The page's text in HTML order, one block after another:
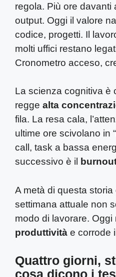
regola. Più ore davanti
output. Oggi il valore
codice, progetti. Il
molti uffici restano
Cronometro acceso,
La scienza cognitiva è
regge alta
fila. La resa cala,
ultime ore scivolano in “
call, task a bassa
successivo è il
A metà di questa storia
settimana attuale non
modo di lavorare. Oggi
produttività e corrode
Quattro giorni,
cosa dicono i